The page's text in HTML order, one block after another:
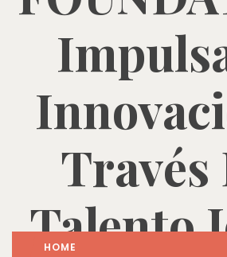
Través
Talento
HOME